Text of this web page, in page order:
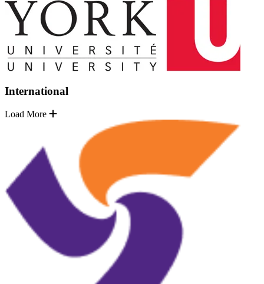
International
Load More